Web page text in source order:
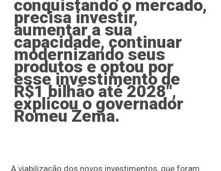
conquistando o mercado,
precisa investir,
aumentar a sua
capacidade, continuar
modernizando seus
produtos e optou por
esse investimento de
R$1 bilhão até 2028",
explicou o governador
Romeu Zema.
A viabilização dos novos investimentos, que foram